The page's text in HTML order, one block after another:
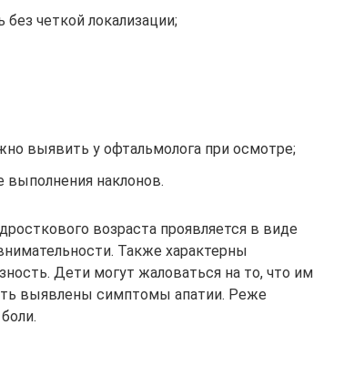
без четкой локализации;
выявить у офтальмолога при осмотре;
выполнения наклонов.
возраста проявляется в виде
Также характерны
Дети могут жаловаться на то, что им
выявлены симптомы апатии. Реже